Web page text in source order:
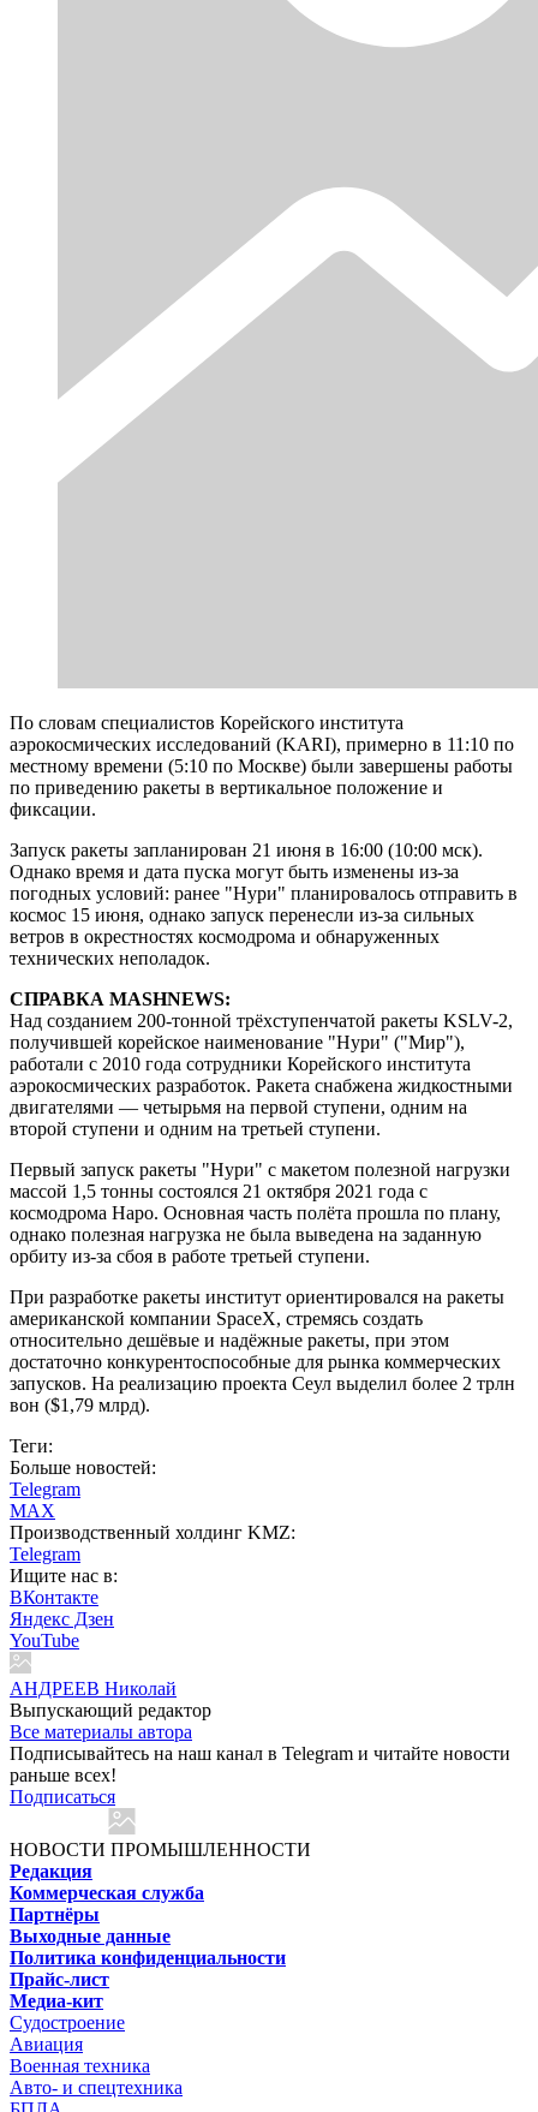
По словам специалистов Корейского института
аэрокосмических исследований (KARI), примерно в 11:10 по
местному времени (5:10 по Москве) были завершены работы
по приведению ракеты в вертикальное положение и
фиксации.
Запуск ракеты запланирован 21 июня в 16:00 (10:00 мск).
Однако время и дата пуска могут быть изменены из-за
погодных условий: ранее "Нури" планировалось отправить в
космос 15 июня, однако запуск перенесли из-за сильных
ветров в окрестностях космодрома и обнаруженных
технических неполадок.
СПРАВКА MASHNEWS:
Над созданием 200-тонной трёхступенчатой ракеты KSLV-2,
получившей корейское наименование "Нури" ("Мир"),
работали с 2010 года сотрудники Корейского института
аэрокосмических разработок. Ракета снабжена жидкостными
двигателями — четырьмя на первой ступени, одним на
второй ступени и одним на третьей ступени.
Первый запуск ракеты "Нури" с макетом полезной нагрузки
массой 1,5 тонны состоялся 21 октября 2021 года с
космодрома Наро. Основная часть полёта прошла по плану,
однако полезная нагрузка не была выведена на заданную
орбиту из-за сбоя в работе третьей ступени.
При разработке ракеты институт ориентировался на ракеты
американской компании SpaceX, стремясь создать
относительно дешёвые и надёжные ракеты, при этом
достаточно конкурентоспособные для рынка коммерческих
запусков. На реализацию проекта Сеул выделил более 2 трлн
вон ($1,79 млрд).
Теги:
Больше новостей:
Telegram
MAX
Производственный холдинг KMZ:
Telegram
Ищите нас в:
ВКонтакте
Яндекс Дзен
YouTube
АНДРЕЕВ Николай
Выпускающий редактор
Все материалы автора
Подписывайтесь на наш канал в Telegram и читайте новости
раньше всех!
Подписаться
НОВОСТИ ПРОМЫШЛЕННОСТИ
Редакция
Коммерческая служба
Партнёры
Выходные данные
Политика конфиденциальности
Прайс-лист
Медиа-кит
Судостроение
Авиация
Военная техника
Авто- и спецтехника